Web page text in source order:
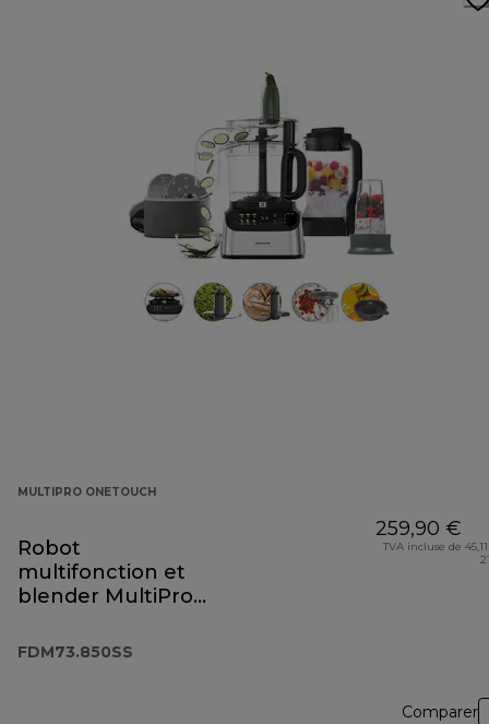
MULTIPRO ONETOUCH
Robot
multifonction et
blender MultiPro
FDM73.850SS
FDM73.850SS
259,90 €
TVA incluse de
Comparer